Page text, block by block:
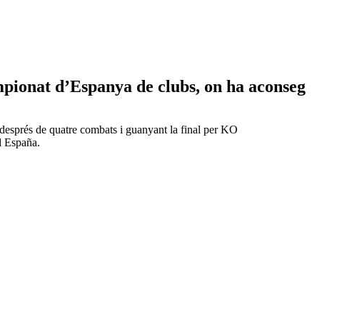
d’Espanya de clubs, on ha aconseg
de quatre combats i guanyant la final per KO